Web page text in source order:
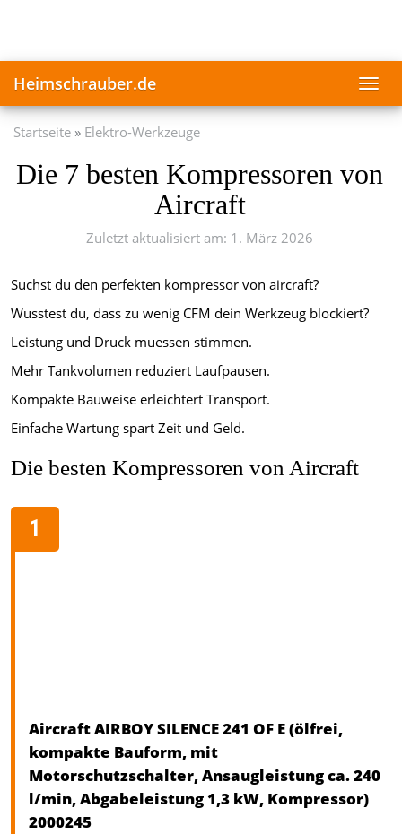
Heimschrauber.de
Startseite Elektro-Werkzeuge
Die 7 besten Kompressoren von
Aircraft
Zuletzt aktualisiert am: 1. März 2026
Suchst du den perfekten kompressor von aircraft?
Wusstest du, dass zu wenig CFM dein Werkzeug blockiert?
Leistung und Druck muessen stimmen.
Mehr Tankvolumen reduziert Laufpausen.
Kompakte Bauweise erleichtert Transport.
Einfache Wartung spart Zeit und Geld.
Die besten Kompressoren von Aircraft
Aircraft AIRBOY SILENCE 241 OF E (ölfrei,
kompakte Bauform, mit
Motorschutzschalter, Ansaugleistung ca. 240
l/min, Abgabeleistung 1,3 kW, Kompressor)
2000245